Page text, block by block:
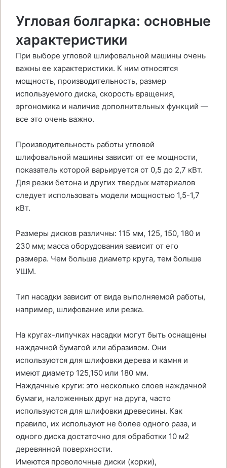
Угловая болгарка: основные
характеристики
При выборе угловой шлифовальной машины очень
важны ее характеристики. К ним относятся
мощность, производительность, размер
используемого диска, скорость вращения,
эргономика и наличие дополнительных функций —
все это очень важно.
Производительность работы угловой
шлифовальной машины зависит от ее мощности,
показатель которой варьируется от 0,5 до 2,7 кВт.
Для резки бетона и других твердых материалов
следует использовать модели мощностью 1,5-1,7
кВт.
Размеры дисков различны: 115 мм, 125, 150, 180 и
230 мм; масса оборудования зависит от его
размера. Чем больше диаметр круга, тем больше
УШМ.
Тип насадки зависит от вида выполняемой работы,
например, шлифование или резка.
На кругах-липучках насадки могут быть оснащены
наждачной бумагой или абразивом. Они
используются для шлифовки дерева и камня и
имеют диаметр 125,150 или 180 мм.
Наждачные круги: это несколько слоев наждачной
бумаги, наложенных друг на друга, часто
используются для шлифовки древесины. Как
правило, их используют не более одного раза, и
одного диска достаточно для обработки 10 м2
деревянной поверхности.
Имеются проволочные диски (корки),